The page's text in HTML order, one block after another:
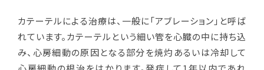
カテーテルによる治療は、一般に「アブレーション」と呼ば
れています。カテーテルという細い管を心臓の中に持ち込
み、心房細動の原因となる部分を焼灼あるいは冷却して